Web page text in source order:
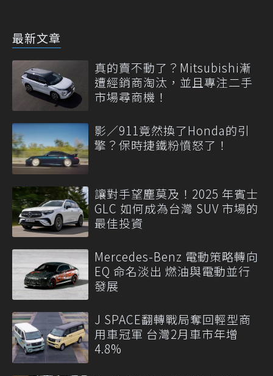
最新文章
真的賣不動了？Mitsubishi漸
遭經銷商淘汰，並且專注二手
市場尋商機！
影／911竟然換了Honda的引
擎？保時捷鐵粉憤怒了！
讓對手望塵莫及！2025 年賓士
GLC 如何成為台灣 SUV 市場的
最佳投資
Mercedes-Benz 電動策略轉向
EQ 命名淡出 燃油與電動並行
發展
J SPACE翻轉戰局奪回輕型商
用車冠軍 台灣2月車市年增
4.8%